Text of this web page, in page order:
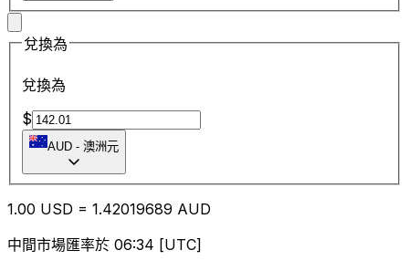
兌換為
兌換為
$
AUD - 澳洲元
1.00 USD = 1.42019689 AUD
中間市場匯率於 06:34 [UTC]